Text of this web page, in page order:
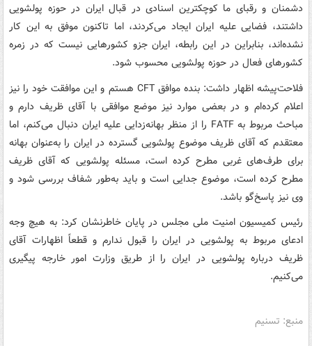
دشمنان و رقبای ما کوچکترین اسنادی در قبال ایران در حوزه پولشویی
داشتند، فضایی علیه ایران ایجاد می‌کردند، اما تاکنون موفق به این کار
نشده‌اند، بنابراین در این رابطه، ایران جزو کشورهایی نیست که در زمره
کشورهای فعال در حوزه پولشویی محسوب شود.
فلاحت‌پیشه اظهار داشت: بنده موافق CFT هستم و این موافقت خود را نیز
اعلام کرده‌ام و در بعضی موارد نیز موضع موافقی با آقای ظریف دارم و
مباحث مربوط به FATF را از منظر بهانه‌زدایی علیه ایران دنبال می‌کنم، اما
معتقدم که آقای ظریف موضوع پولشویی گسترده در ایران را به‌عنوان بهانه
برای طرف‌های غربی مطرح کرده است، مسئله پولشویی که آقای ظریف
مطرح کرده است، موضوع جدایی است و باید به‌طور شفاف بررسی شود و
وی نیز پاسخ‌گو باشد.
رئیس کمیسیون امنیت ملی مجلس در پایان خاطرنشان کرد: به هیچ وجه
ادعای مربوط به پولشویی در ایران را قبول ندارم و قطعاً اظهارات آقای
ظریف درباره پولشویی در ایران را از طریق وزارت امور خارجه پیگیری
می‌کنیم.
منبع: تسنیم